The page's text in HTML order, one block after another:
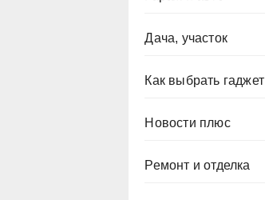
Дача, участок
Как выбрать гаджет
Новости плюс
Ремонт и отделка